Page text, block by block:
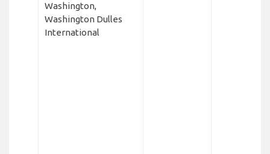
Washington,
Washington Dulles
International